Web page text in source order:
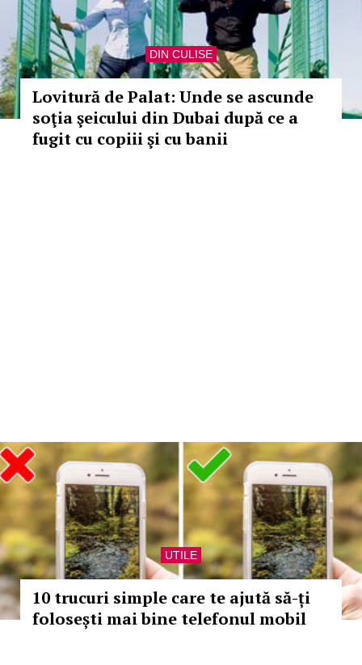
DIN CULISE
Lovitură de Palat: Unde se ascunde
soţia şeicului din Dubai după ce a
fugit cu copiii şi cu banii
UTILE
10 trucuri simple care te ajută să-ți
folosești mai bine telefonul mobil